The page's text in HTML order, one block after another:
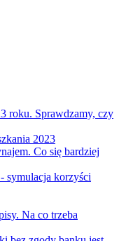
roku. Sprawdzamy, czy
2023
Co się bardziej
symulacja korzyści
Na co trzeba